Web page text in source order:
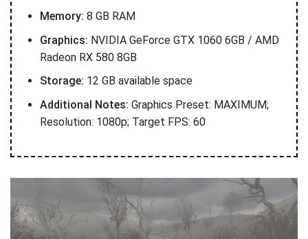
Memory: 8 GB RAM
Graphics: NVIDIA GeForce GTX 1060 6GB / AMD
Radeon RX 580 8GB
Storage: 12 GB available space
Additional Notes: Graphics Preset: MAXIMUM;
Resolution: 1080p; Target FPS: 60